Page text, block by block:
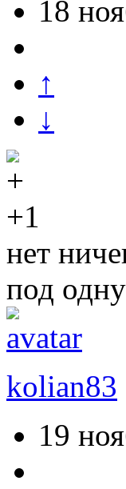
18
↑
↓
+1
нет
под
kolian83
19